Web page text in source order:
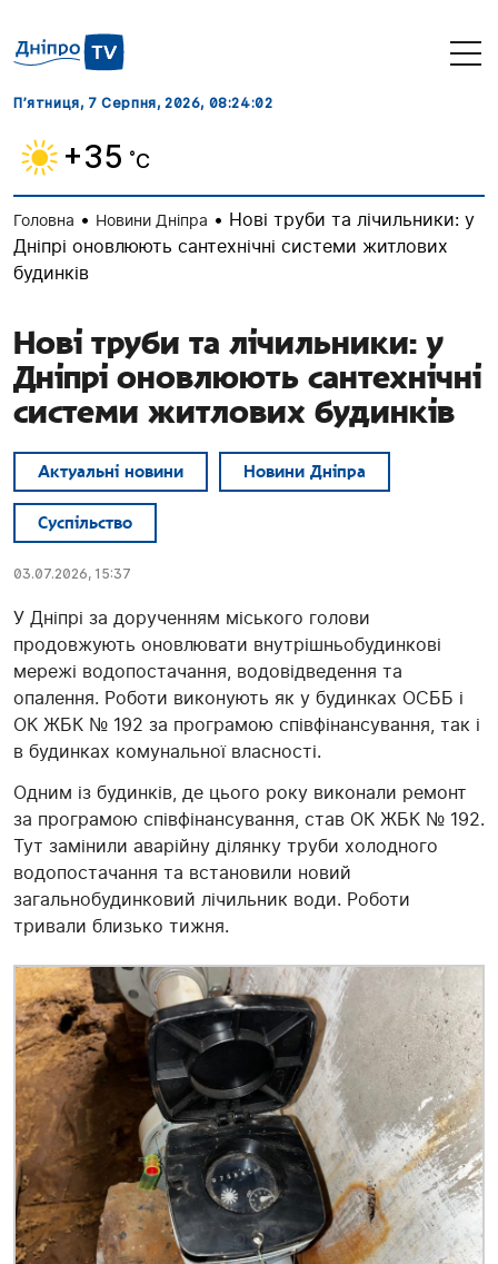
П’ятниця, 7 Серпня, 2026, 08:24:03
+35 ˚C
Головна • Новини Дніпра • Нові труби та лічильники: у
Дніпрі оновлюють сантехнічні системи житлових
будинків
Нові труби та лічильники: у
Дніпрі оновлюють сантехнічні
системи житлових будинків
Актуальні новини Новини Дніпра
Суспільство
03.07.2026, 15:37
У Дніпрі за дорученням міського голови
продовжують оновлювати внутрішньобудинкові
мережі водопостачання, водовідведення та
опалення. Роботи виконують як у будинках ОСББ і
ОК ЖБК № 192 за програмою співфінансування, так і
в будинках комунальної власності.
Одним із будинків, де цього року виконали ремонт
за програмою співфінансування, став ОК ЖБК № 192.
Тут замінили аварійну ділянку труби холодного
водопостачання та встановили новий
загальнобудинковий лічильник води. Роботи
тривали близько тижня.